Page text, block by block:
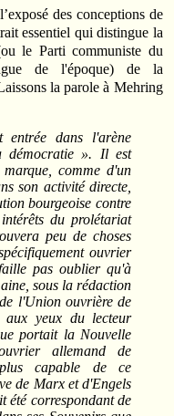
des conceptions de
essentiel qui distingue la
le Parti communiste du
de l'époque) de la
la parole à Mehring
entrée dans l'arène
démocratie ». Il est
comme d'un
son activité directe,
bourgeoise contre
du prolétariat
peu de choses
ouvrier
pas oublier qu'à
sous la rédaction
l'Union ouvrière de
yeux du lecteur
portait la Nouvelle
allemand de
capable de ce
de Marx et d'Engels
été correspondant de